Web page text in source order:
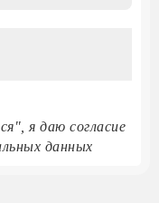
я даю согласие
данных